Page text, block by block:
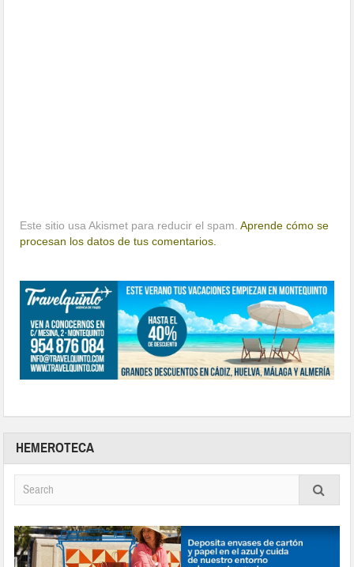
Este sitio usa Akismet para reducir el spam.Aprende cómo se
procesan los datos de tus comentarios.
HEMEROTECA